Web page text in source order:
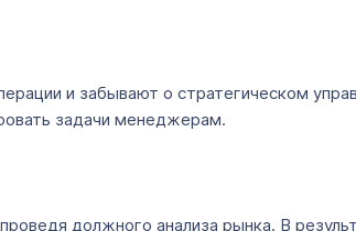
и забывают о стратегическом
задачи менеджерам.
должного анализа рынка. В